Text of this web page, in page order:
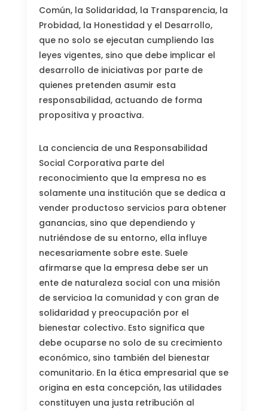
Común, la Solidaridad, la Transparencia, la
Probidad, la Honestidad y el Desarrollo,
que no solo se ejecutan cumpliendo las
leyes vigentes, sino que debe implicar el
desarrollo de iniciativas por parte de
quienes pretenden asumir esta
responsabilidad, actuando de forma
propositiva y proactiva.
La conciencia de una Responsabilidad
Social Corporativa parte del
reconocimiento que la empresa no es
solamente una institución que se dedica a
vender productoso servicios para obtener
ganancias, sino que dependiendo y
nutriéndose de su entorno, ella influye
necesariamente sobre este. Suele
afirmarse que la empresa debe ser un
ente de naturaleza social con una misión
de servicioa la comunidad y con gran de
solidaridad y preocupación por el
bienestar colectivo. Esto significa que
debe ocuparse no solo de su crecimiento
económico, sino también del bienestar
comunitario. En la ética empresarial que se
origina en esta concepción, las utilidades
constituyen una justa retribución al